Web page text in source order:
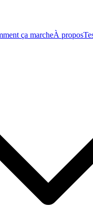
ça marcheÀ propos